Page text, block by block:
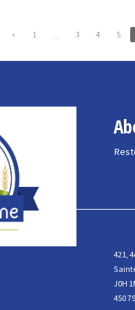
« 1 ... 3 4 5
421,
J0H
450